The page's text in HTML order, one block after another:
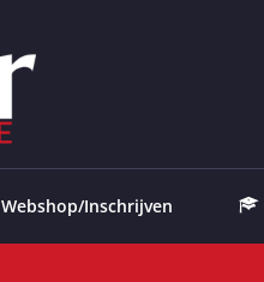
Webshop/Inschrijven